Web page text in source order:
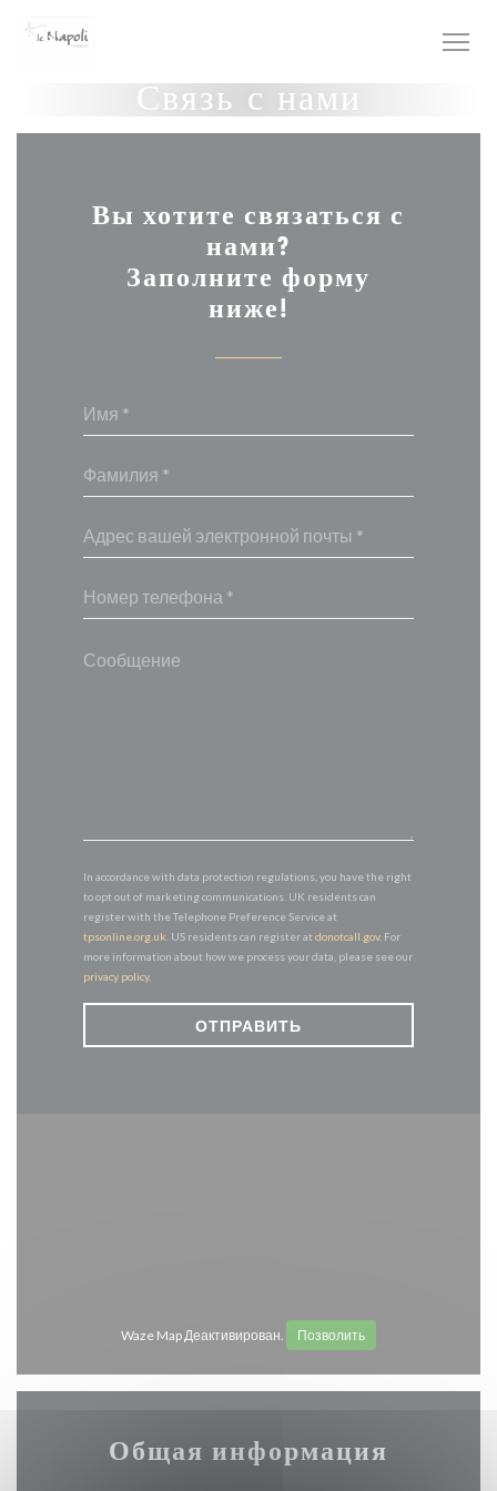
Связь с нами
Вы хотите связаться с
нами?
Заполните форму
ниже!
In accordance with data protection regulations, you have the right
to opt out of marketing communications. UK residents can
register with the Telephone Preference Service at
tpsonline.org.uk . US residents can register at donotcall.gov. For
more information about how we process your data, please see our
privacy policy.
Waze Map Деактивирован. Позволить
Общая информация